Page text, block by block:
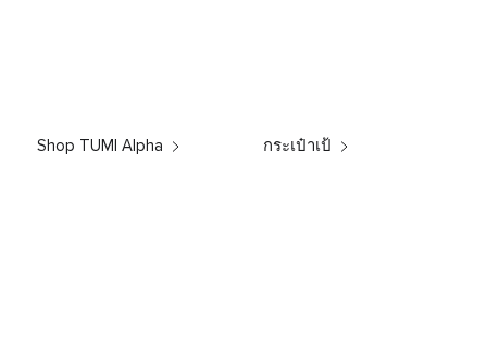
Shop TUMI Alpha กระเป๋าเป้